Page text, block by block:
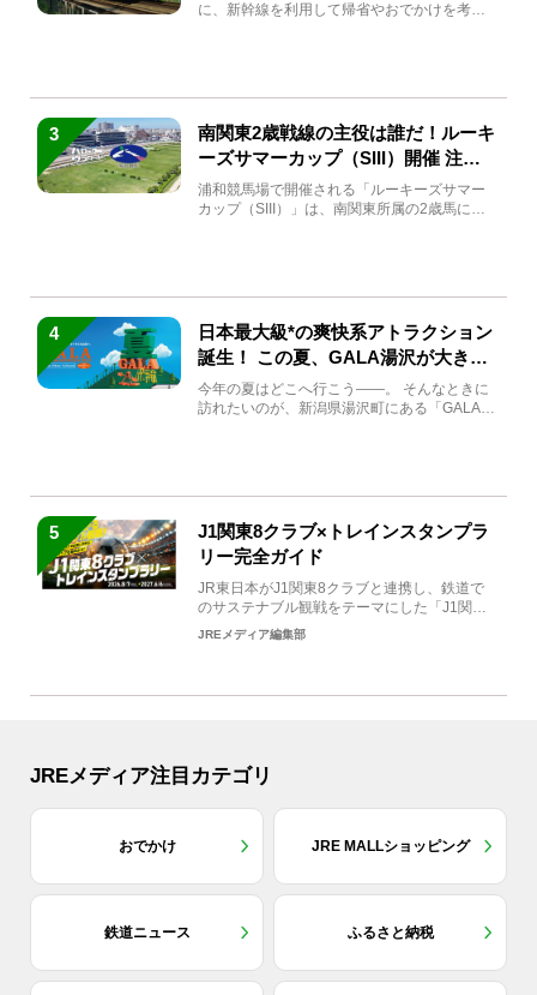
に、新幹線を利用して帰省やおでかけを考え
3
南関東2歳戦線の主役は誰だ！ルーキ
ーズサマーカップ（SIII）開催 注目
馬と見どころをチェック
浦和競馬場で開催される「ルーキーズサマー
カップ（SIII）」は、南関東所属の2歳馬によ
4
日本最大級*の爽快系アトラクション
誕生！ この夏、GALA湯沢が大きく
生まれ変わる
今年の夏はどこへ行こう――。 そんなときに
訪れたいのが、新潟県湯沢町にある「GALA湯
5
J1関東8クラブ×トレインスタンプラ
リー完全ガイド
JR東日本がJ1関東8クラブと連携し、鉄道で
のサステナブル観戦をテーマにした「J1関東8
クラブ×トレイン...
JREメディア編集部
JREメディア注目カテゴリ
おでかけ JRE MALLショッピング
鉄道ニュース ふるさと納税